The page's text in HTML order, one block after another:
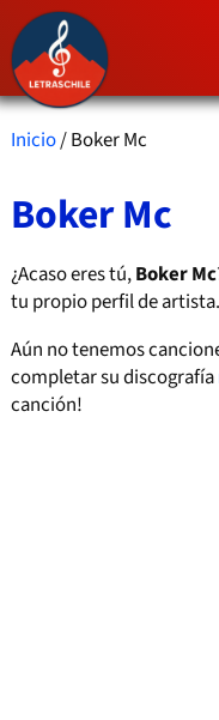
Inicio/ Boker Mc
Boker Mc
¿Acaso eres tú,Boker Mc
tu propio perfil de artista.
Aún no tenemos
completar su discografía
canción!